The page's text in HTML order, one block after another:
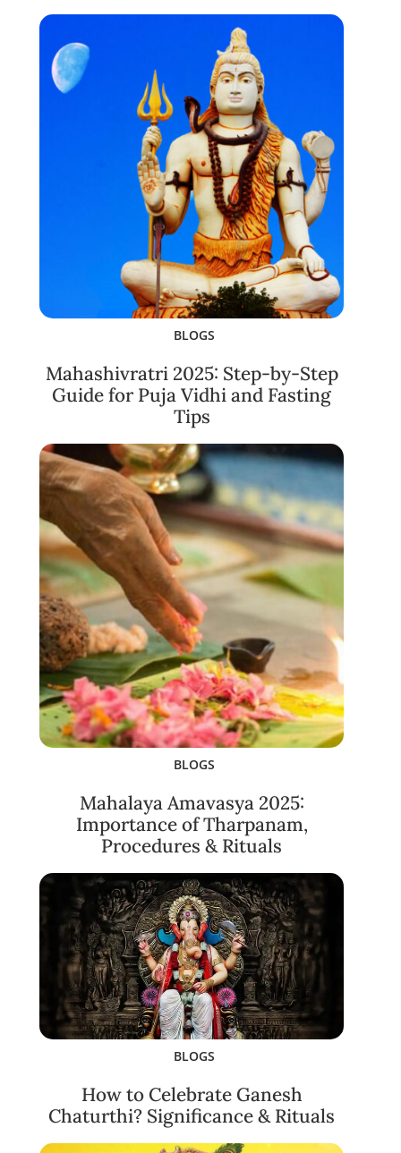
BLOGS
Mahashivratri 2025: Step-by-Step
Guide for Puja Vidhi and Fasting
Tips
BLOGS
Mahalaya Amavasya 2025:
Importance of Tharpanam,
Procedures & Rituals
BLOGS
How to Celebrate Ganesh
Chaturthi? Significance & Rituals